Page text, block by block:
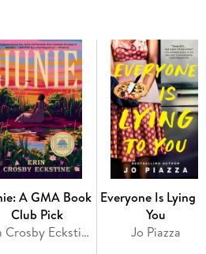
sort of-Sebastian Rudd is not
He drinks small-batch bourbon
is a customized bulletproof van,
a small fridge, and fine leather
partners, and only one employee:
also happens to be his
bodyguard, law clerk, confidant, and golf caddie.
other lawyers won't go near: a
to be in a satanic cult; a
row; a homeowner arrested for
A GMA Book
Club Pick
Erin Crosby Eckstine
Everyone Is Lying
You
Jo Piazza